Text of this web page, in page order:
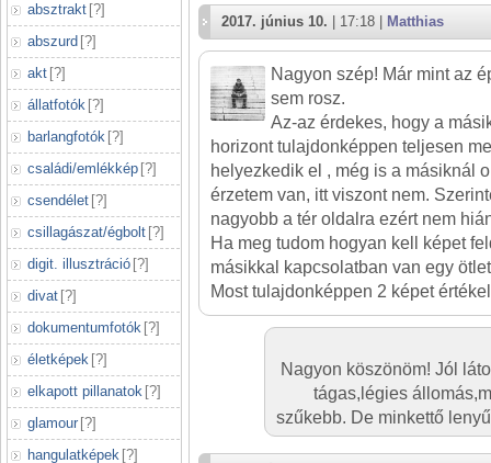
absztrakt [?]
abszurd [?]
akt [?]
állatfotók [?]
barlangfotók [?]
családi/emlékkép [?]
csendélet [?]
csillagászat/égbolt [?]
digit. illusztráció [?]
divat [?]
dokumentumfotók [?]
életképek [?]
elkapott pillanatok [?]
glamour [?]
hangulatképek [?]
2017. június 10. | 17:18 | Matthias
Nagyon szép! Már mint az
sem rosz.
Az-az érdekes, hogy a
horizont tulajdonképpen teljesen
helyezkedik el , még is a másiknál
érzetem van, itt viszont nem.
nagyobb a tér oldalra ezért nem
Ha meg tudom hogyan kell képet
másikkal kapcsolatban van egy
Most tulajdonképpen 2 képet
Nagyon köszönöm! Jól
tágas,légies
szűkebb. De minkettő